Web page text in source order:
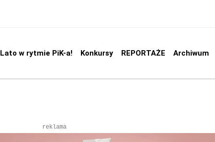
Lato w rytmie PiK-a! Konkursy REPORTAŻE Archiwum
reklama